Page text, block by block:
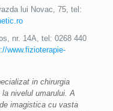
lui Novac, 75, tel:
nr. 14A, tel: 0268 440
www.fizioterapie-
in chirurgia
nivelul umarului. A
imagistica cu vasta